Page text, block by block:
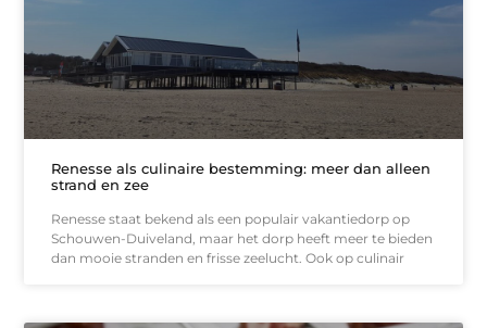
Renesse als culinaire bestemming: meer dan alleen
strand en zee
Renesse staat bekend als een populair vakantiedorp op
Schouwen-Duiveland, maar het dorp heeft meer te bieden
dan mooie stranden en frisse zeelucht. Ook op culinair